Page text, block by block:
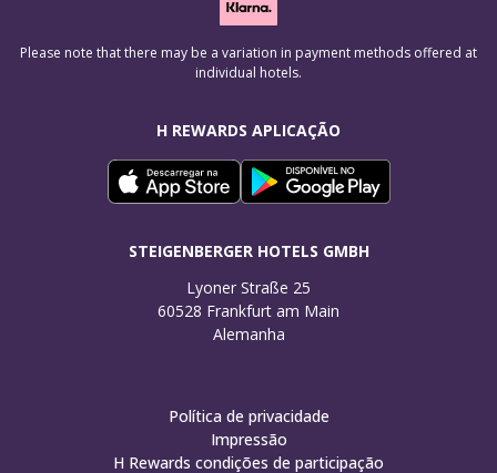
H REWARDS APLICAÇÃO
STEIGENBERGER HOTELS GMBH
Lyoner Straße 25
60528 Frankfurt am Main
Alemanha
Please note that there may be a variation in payment methods offered at
individual hotels.
Política de privacidade
Impressão
H Rewards condições de participação